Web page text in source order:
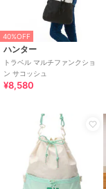
40%OFF
ハンター
トラベル マルチファンクショ
ン サコッシュ
¥8,580